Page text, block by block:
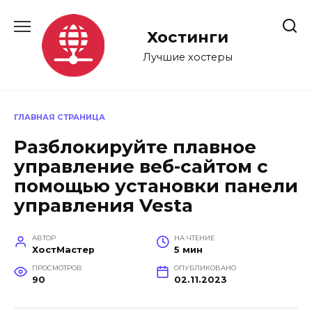
содержанию
Хостинги
Лучшие хостеры
ГЛАВНАЯ СТРАНИЦА
Разблокируйте плавное
управление веб-сайтом с
помощью установки панели
управления Vesta
АВТОР
ХостМастер
НА ЧТЕНИЕ
5 мин
ПРОСМОТРОВ
90
ОПУБЛИКОВАНО
02.11.2023